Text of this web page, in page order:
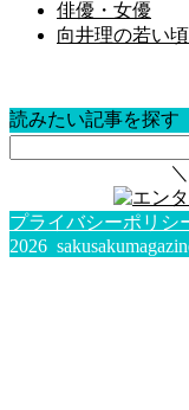
俳優・女優
向井理の若い
読みたい記事を探す
プライバシーポリシ
2026